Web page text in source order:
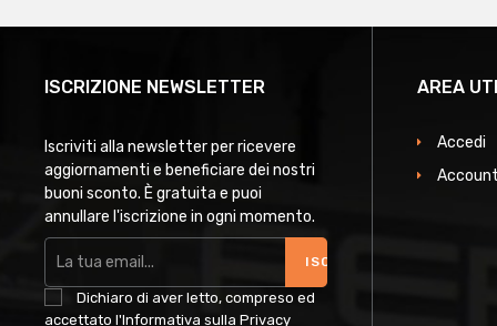
ISCRIZIONE NEWSLETTER
Iscriviti alla newsletter per ricevere
aggiornamenti e beneficiare dei nostri
buoni sconto. È gratuita e puoi
annullare l'iscrizione in ogni momento.
ISCRIVITI
Dichiaro di aver letto, compreso ed
accettato l'Informativa sulla Privacy
AREA
Accedi